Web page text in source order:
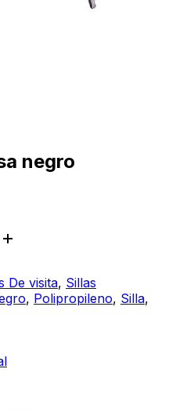
negro
De visita, Sillas
, Polipropileno, Silla,